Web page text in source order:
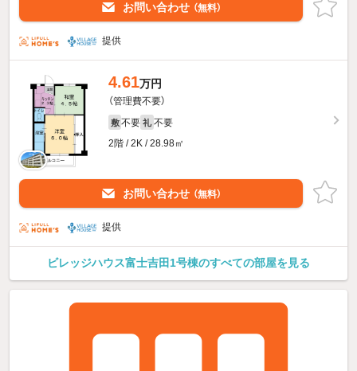
お問い合わせ （無料）
提供
4.61万円
（管理費不要）
敷 不要 礼 不要
2階 / 2K / 28.98㎡
お問い合わせ （無料）
提供
ビレッジハウス富士吉田1号棟のすべての部屋を見る